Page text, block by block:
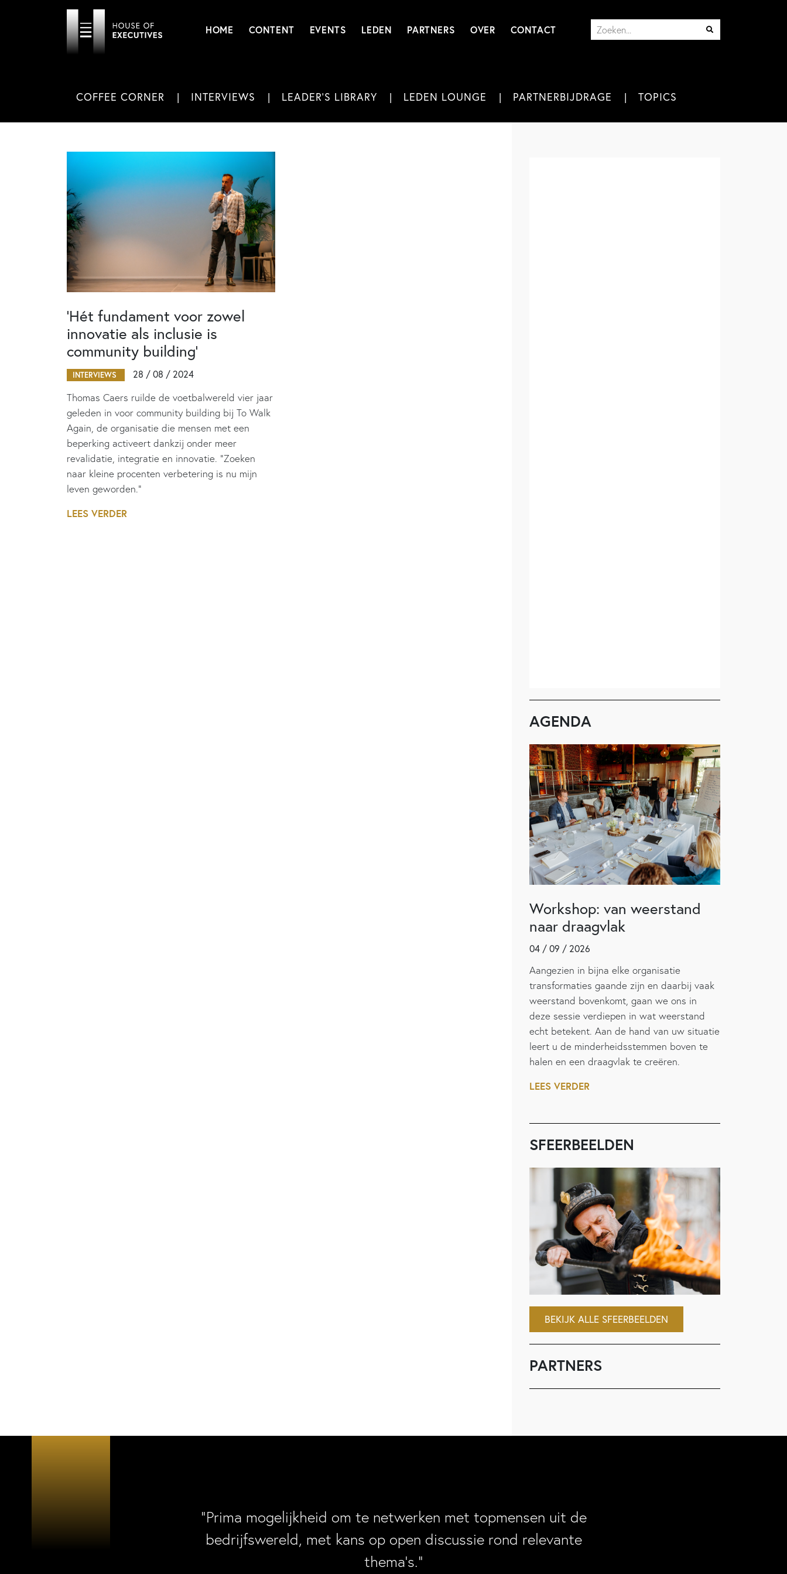
HOME CONTENT EVENTS LEDEN PARTNERS OVER CONTACT
COFFEE CORNER INTERVIEWS LEADER'S LIBRARY LEDEN LOUNGE PARTNERBIJDRAGE TOPICS
‘Hét fundament voor zowel
innovatie als inclusie is
community building’
INTERVIEWS
28 / 08 / 2024
Thomas Caers ruilde de voetbalwereld vier jaar
geleden in voor community building bij To Walk
Again, de organisatie die mensen met een
beperking activeert dankzij onder meer
revalidatie, integratie en innovatie. “Zoeken
naar kleine procenten verbetering is nu mijn
leven geworden.”
LEES VERDER
AGENDA
Workshop: van weerstand
naar draagvlak
04 / 09 / 2026
Aangezien in bijna elke organisatie
transformaties gaande zijn en daarbij vaak
weerstand bovenkomt, gaan we ons in
deze sessie verdiepen in wat weerstand
echt betekent. Aan de hand van uw situatie
leert u de minderheidsstemmen boven te
halen en een draagvlak te creëren.
LEES VERDER
SFEERBEELDEN
BEKIJK ALLE SFEERBEELDEN
PARTNERS
“Prima mogelijkheid om te netwerken met topmensen uit de
bedrijfswereld, met kans op open discussie rond relevante
thema’s.”